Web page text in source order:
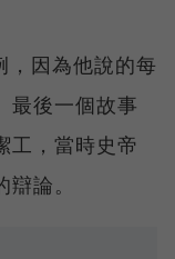
，因為他說的每
最後一個故事
工，當時史帝
論。